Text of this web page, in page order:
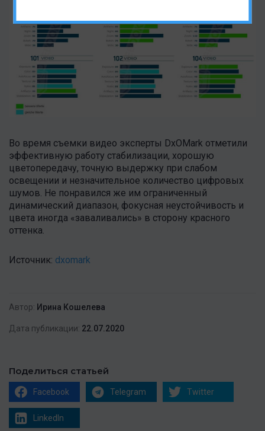
Во время съемки видео эксперты DxOMark отметили
эффективную работу стабилизации, хорошую
цветопередачу, точную выдержку при слабом
освещении и незначительное количество цифровых
шумов. Не понравился же им ограниченный
динамический диапазон, фокусная неустойчивость и
цвета иногда «заваливались» в сторону красного
оттенка.
Источник: dxomark
Автор: Ирина Кошелева
Дата публикации: 22.07.2020
Поделиться статьей
Facebook Telegram Twitter
LinkedIn